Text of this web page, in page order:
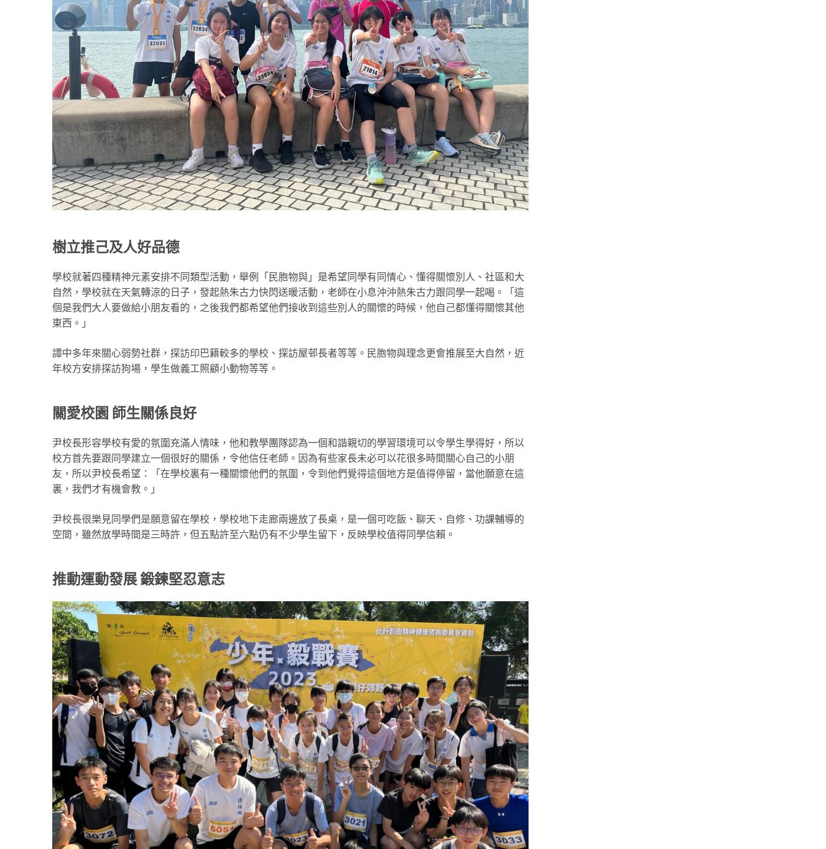
樹立推己及人好品德
學校就著四種精神元素安排不同類型活動，舉例「民胞物與」是希望同學有同情心、懂得關懷別人、社區和大
自然，學校就在天氣轉涼的日子，發起熱朱古力快閃送暖活動，老師在小息沖沖熱朱古力跟同學一起喝。「這
個是我們大人要做給小朋友看的，之後我們都希望他們接收到這些別人的關懷的時候，他自己都懂得關懷其他
東西。」
譚中多年來關心弱勢社群，探訪印巴籍較多的學校、探訪屋邨長者等等。民胞物與理念更會推展至大自然，近
年校方安排探訪狗場，學生做義工照顧小動物等等。
關愛校園 師生關係良好
尹校長形容學校有愛的氛圍充滿人情味，他和教學團隊認為一個和諧親切的學習環境可以令學生學得好，所以
校方首先要跟同學建立一個很好的關係，令他信任老師。因為有些家長未必可以花很多時間關心自己的小朋
友，所以尹校長希望：「在學校裏有一種關懷他們的氛圍，令到他們覺得這個地方是值得停留，當他願意在這
裏，我們才有機會教。」
尹校長很樂見同學們是願意留在學校，學校地下走廊兩邊放了長桌，是一個可吃飯、聊天、自修、功課輔導的
空間，雖然放學時間是三時許，但五點許至六點仍有不少學生留下，反映學校值得同學信賴。
推動運動發展 鍛鍊堅忍意志